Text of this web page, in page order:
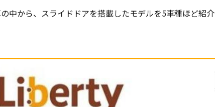
中から、スライドドアを搭載したモデルを5車種ほど紹介